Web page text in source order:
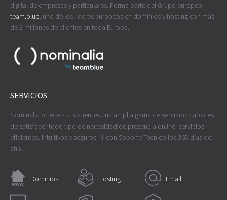
digital de empresas y particulares. Forma parte del Grupo europeo
team.blue, uno de los líderes europeos en dominios y hosting con más
de 2 millones de clientes en toda Europa.
SERVICIOS
Nominalia ofrece a sus clientes una amplia gama de servicios capaces
de satisfacer todo tipo de necesidad de presencia online: servicios
eficientes, intuitivos y seguros. ¡Y con Soporte Técnico los 365 días del
año!
Dominios Hosting Email